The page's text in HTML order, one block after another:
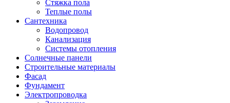
Стяжка пола
Теплые полы
Сантехника
Водопровод
Канализация
Системы отопления
Солнечные панели
Строительные материалы
Фасад
Фундамент
Электропроводка